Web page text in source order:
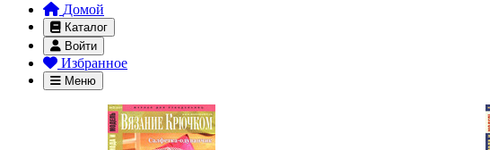
Домой
Каталог
Войти
Избранное
Меню